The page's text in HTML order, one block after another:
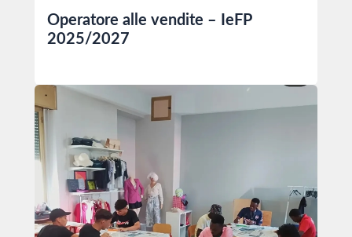
Operatore alle vendite – IeFP
2025/2027